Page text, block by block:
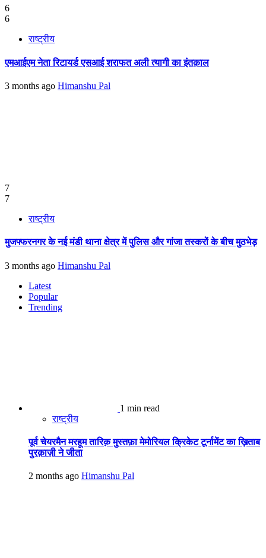
6
6
राष्ट्रीय
एमआईएम नेता रिटायर्ड एसआई शराफत अली त्यागी का इंतक़ाल
3 months ago Himanshu Pal
7
7
राष्ट्रीय
मुजफ्फरनगर के नई मंडी थाना क्षेत्र में पुलिस और गांजा तस्करों के बीच मुठभेड़
3 months ago Himanshu Pal
Latest
Popular
Trending
1 min read
राष्ट्रीय
पूर्व चेयरमैन मरहूम तारिक़ मुस्तफ़ा मेमोरियल क्रिकेट टूर्नामेंट का ख़िताब
पुरक़ाज़ी ने जीता
2 months ago Himanshu Pal